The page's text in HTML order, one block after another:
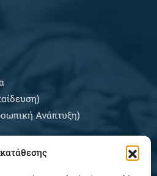
Ανάπτυξη)